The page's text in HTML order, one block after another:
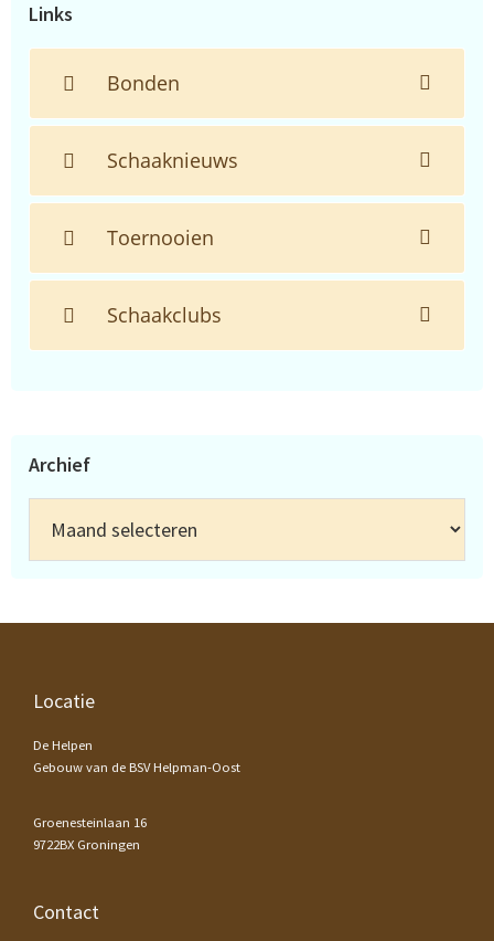
Links
Bonden
Schaaknieuws
Toernooien
Schaakclubs
Archief
Footer
Locatie
De Helpen
Gebouw van de BSV Helpman-Oost
Groenesteinlaan 16
9722BX Groningen
Contact